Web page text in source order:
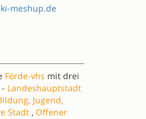
meshup.de
Förde-vhs mit drei
Landeshauptstadt
Jugend,
Stadt , Offener